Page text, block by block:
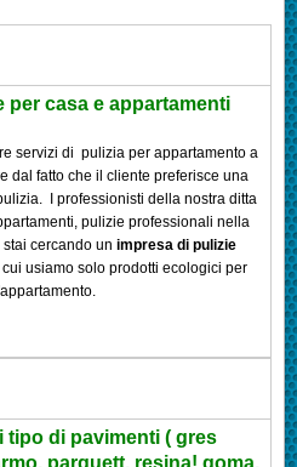
casa e appartamenti
servizi di pulizia per appartamento a
dal fatto che il cliente preferisce una
I professionisti della nostra ditta
pulizie professionali nella
cercando un impresa di pulizie
usiamo solo prodotti ecologici per
tipo di pavimenti ( gres